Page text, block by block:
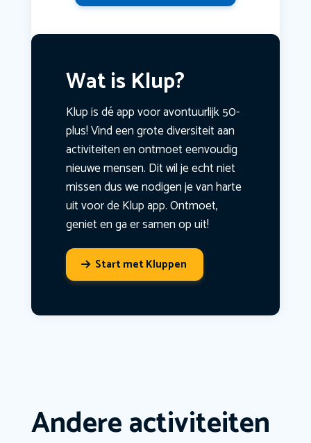
Wat is Klup?
Klup is dé app voor avontuurlijk 50-
plus! Vind een grote diversiteit aan
activiteiten en ontmoet eenvoudig
nieuwe mensen. Dit wil je echt niet
missen dus we nodigen je van harte
uit voor de Klup app. Ontmoet,
geniet en ga er samen op uit!
Start met Kluppen
Andere activiteiten